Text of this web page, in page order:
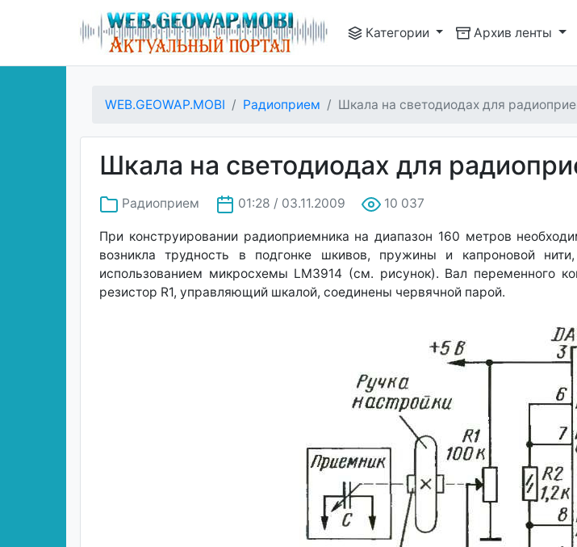
Категории Архив ленты
WEB.GEOWAP.MOBI Радиоприем Шкала на светодиодах для
Шкала на светодиодах для
Радиоприем 01:28 / 03.11.2009 10 037
При конструировании радиоприемника на диапазон 160 метров
возникла трудность в подгонке шкивов, пружины и капроновой
использованием микросхемы LM3914 (см. рисунок). Вал переменного
резистор R1, управляющий шкалой, соединены червячной парой.